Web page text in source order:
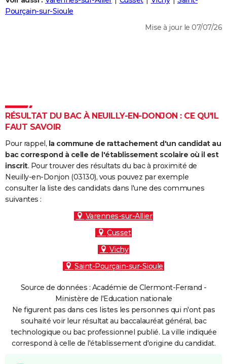
Destinations
City break
Voyage nature
Voyage de noces
Forum
Climat
+
PHOTO
Dictionnaire
Biographies
Citations
Expressions
Proverbes
PROGRAMME TV
S'inscrire
Se connecter
Lycées
Collèges
Primaires
Universités
Entreprises
Service militaire
Avis de recherche
AVIS DE DÉCÈS
FORUM
Bricolage
Lifestyle
Culture
SportAuto
Television
Voyage
Cinema
Pourçain-sur-Sioule
Mise à jour le 07/07/26
RÉSULTAT DU BAC À NEUILLY-EN-DONJON : CE QU'IL
FAUT SAVOIR
Pour rappel, la commune de rattachement d'un candidat au
bac correspond à celle de l'établissement scolaire où il est
inscrit. Pour trouver des résultats du bac à proximité de
Neuilly-en-Donjon (03130), vous pouvez par exemple
consulter la liste des candidats dans l'une des communes
suivantes :
Varennes-sur-Allier
Cusset
Vichy
Saint-Pourçain-sur-Sioule
Source de données : Académie de Clermont-Ferrand -
Ministère de l'Education nationale
Ne figurent pas dans ces listes les personnes qui n'ont pas
souhaité voir leur résultat au baccalauréat général, bac
technologique ou bac professionnel publié. La ville indiquée
correspond à celle de l'établissement d'origine du candidat.